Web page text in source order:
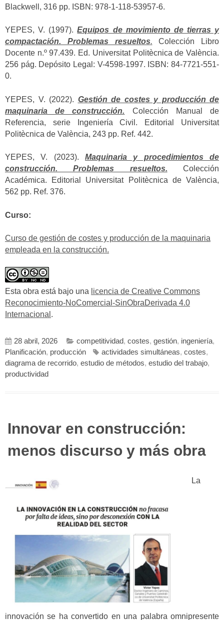
Blackwell, 316 pp. ISBN: 978-1-118-53957-6.
YEPES, V. (1997).Equipos de movimiento de tierras y
compactación. Problemas resueltos. Colección Libro
Docente n.º 97.439. Ed. Universitat Politècnica de València.
256 pág. Depósito Legal: V-4598-1997. ISBN: 84-7721-551-
0.
YEPES, V. (2022). Gestión de costes y producción de
maquinaria de construcción. Colección Manual de
Referencia, serie Ingeniería Civil. Editorial Universitat
Politècnica de València, 243 pp. Ref. 442.
YEPES, V. (2023). Maquinaria y procedimientos de
construcción. Problemas resueltos. Colección
Académica. Editorial Universitat Politècnica de València,
562 pp. Ref. 376.
Curso:
Curso de gestión de costes y producción de la maquinaria
empleada en la construcción.
Esta obra está bajo una licencia de Creative Commons
Reconocimiento-NoComercial-SinObraDerivada 4.0
Internacional .
28 abril, 2026 competitividad, costes, gestión, ingeniería,
Planificación, producción actividades simultáneas, costes,
diagrama de recorrido, estudio de métodos, estudio del trabajo,
productividad
Innovar en construcción:
menos discurso y más obra
La
innovación se ha convertido en una palabra omnipresente